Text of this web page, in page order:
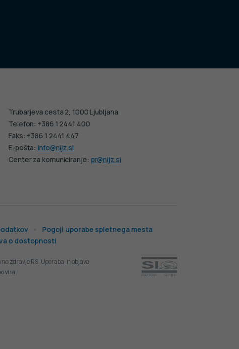
Trubarjeva cesta 2, 1000 Ljubljana
Telefon: +386 1 2441 400
Faks: +386 1 2441 447
E-pošta:info@nijz.si
Center za komuniciranje: pr@nijz.si
Pogoji uporabe spletnega mesta
o dostopnosti
zdravje RS. Uporaba in objava
vira.